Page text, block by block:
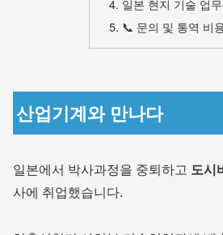
일본 현지 기술 업
📞 문의 및 통역 비
산업기계와 만나다
일본에서 박사과정을 중퇴하고 도시
사에 취업했습니다.